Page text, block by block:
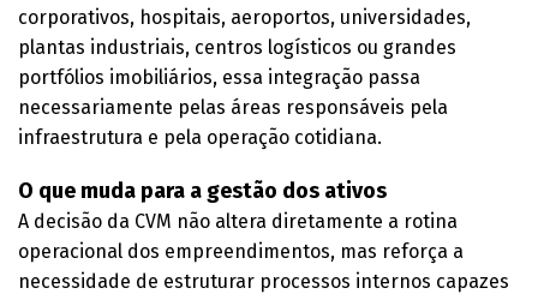
corporativos, hospitais, aeroportos, universidades,
plantas industriais, centros logísticos ou grandes
portfólios imobiliários, essa integração passa
necessariamente pelas áreas responsáveis pela
infraestrutura e pela operação cotidiana.
O que muda para a gestão dos ativos
A decisão da CVM não altera diretamente a rotina
operacional dos empreendimentos, mas reforça a
necessidade de estruturar processos internos capazes